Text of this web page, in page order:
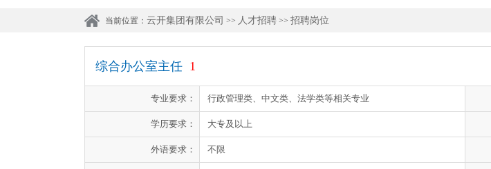
当前位置： 云开集团有限公司 >> 人才招聘 >> 招聘岗位
综合办公室主任 1
专业要求： 行政管理类、中文类、法学类等相关专业
学历要求： 大专及以上
外语要求： 不限